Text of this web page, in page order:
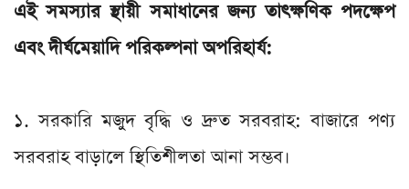
এই সমস্যার স্থায়ী সমাধানের জন্য তাৎক্ষণিক পদক্ষেপ
এবং দীর্ঘমেয়াদি পরিকল্পনা অপরিহার্য:
১. সরকারি মজুদ বৃদ্ধি ও দ্রুত সরবরাহ: বাজারে পণ্য
সরবরাহ বাড়ালে স্থিতিশীলতা আনা সম্ভব।